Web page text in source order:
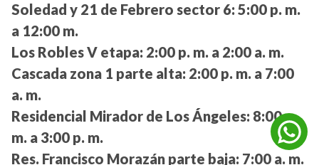
Soledad y 21 de Febrero sector 6: 5:00 p. m.
a 12:00 m.
Los Robles V etapa: 2:00 p. m. a 2:00 a. m.
Cascada zona 1 parte alta: 2:00 p. m. a 7:00
a. m.
Residencial Mirador de Los Ángeles: 8:00 a.
m. a 3:00 p. m.
Res. Francisco Morazán parte baja: 7:00 a. m.